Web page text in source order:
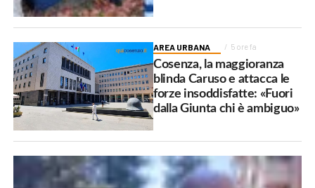
AREA URBANA 5 ore fa
Cosenza, la maggioranza
blinda Caruso e attacca le
forze insoddisfatte: «Fuori
dalla Giunta chi è ambiguo»